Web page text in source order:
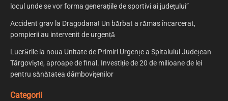
locul unde se vor forma generațiile de sportivi ai județului”
Accident grav la Dragodana! Un bărbat a rămas încarcerat,
pompierii au intervenit de urgență
Lucrările la noua Unitate de Primiri Urgențe a Spitalului Județean
Târgoviște, aproape de final. Investiție de 20 de milioane de lei
pentru sănătatea dâmbovițenilor
Categorii